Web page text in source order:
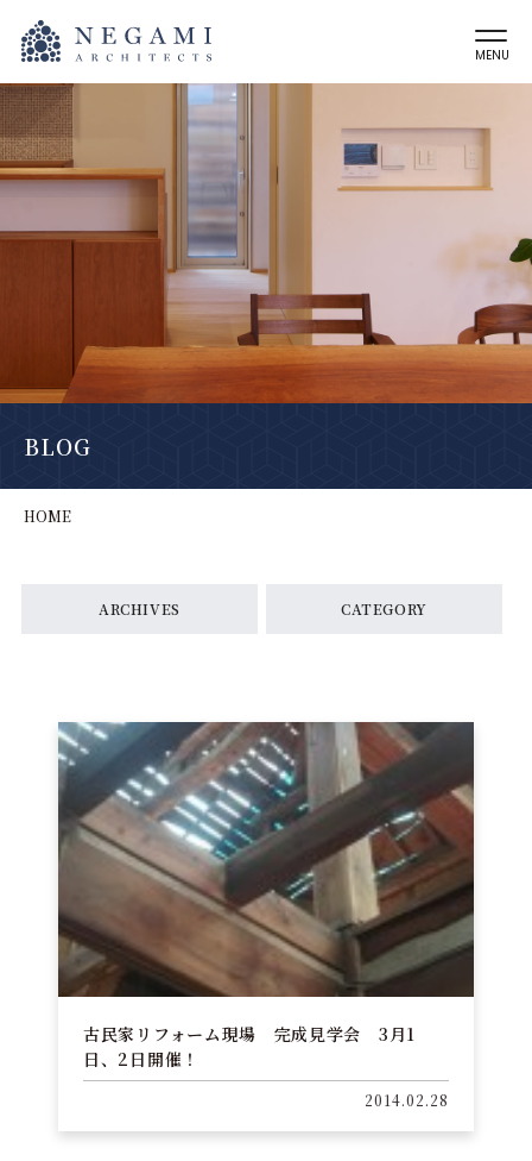
MENU
BLOG
HOME
ARCHIVES CATEGORY
古民家リフォーム現場 完成見学会 3月1
日、2日開催！
2014.02.28